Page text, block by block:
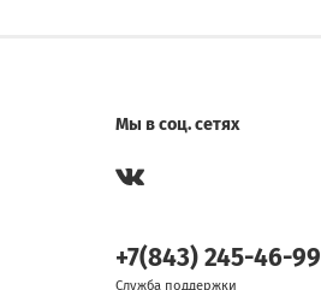
Мы в соц. сетях
+7(843) 245-46-99
Служба поддержки